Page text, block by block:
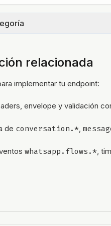
relacionada
implementar tu endpoint:
envelope y validación
de conversation.*,
whatsapp.flows.*,